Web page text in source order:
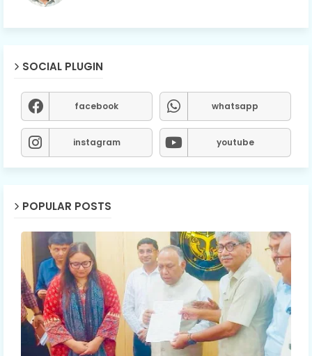
SOCIAL PLUGIN
facebook whatsapp
instagram youtube
POPULAR POSTS